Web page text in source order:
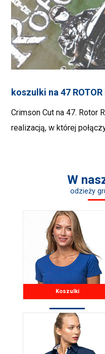
koszulki na 47 ROTOR
Crimson Cut na 47. Rotor
realizacją, w której
W
odzieży
Koszulki